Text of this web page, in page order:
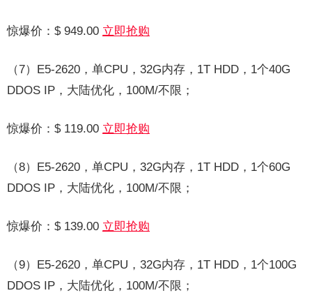
惊爆价：$ 949.00 立即抢购
（7）E5-2620，单CPU，32G内存，1T HDD，1个40G
DDOS IP，大陆优化，100M/不限；
惊爆价：$ 119.00 立即抢购
（8）E5-2620，单CPU，32G内存，1T HDD，1个60G
DDOS IP，大陆优化，100M/不限；
惊爆价：$ 139.00 立即抢购
（9）E5-2620，单CPU，32G内存，1T HDD，1个100G
DDOS IP，大陆优化，100M/不限；